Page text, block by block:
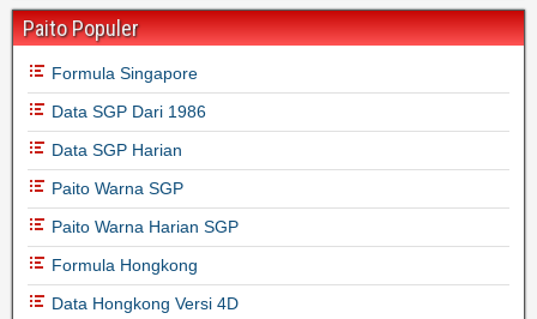
Paito Populer
Formula Singapore
Data SGP Dari 1986
Data SGP Harian
Paito Warna SGP
Paito Warna Harian SGP
Formula Hongkong
Data Hongkong Versi 4D